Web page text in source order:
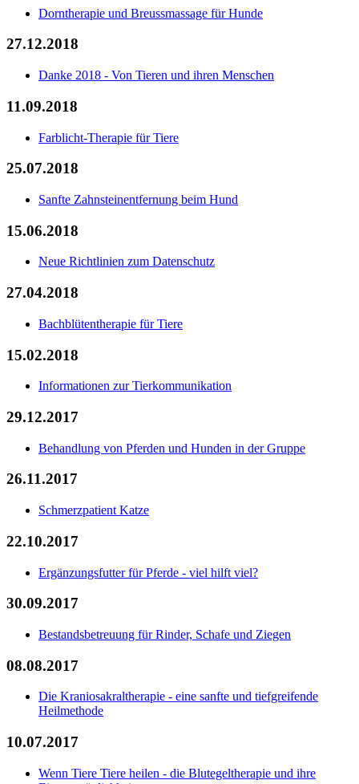
Dorntherapie und Breussmassage für Hunde
27.12.2018
Danke 2018 - Von Tieren und ihren Menschen
11.09.2018
Farblicht-Therapie für Tiere
25.07.2018
Sanfte Zahnsteinentfernung beim Hund
15.06.2018
Neue Richtlinien zum Datenschutz
27.04.2018
Bachblütentherapie für Tiere
15.02.2018
Informationen zur Tierkommunikation
29.12.2017
Behandlung von Pferden und Hunden in der Gruppe
26.11.2017
Schmerzpatient Katze
22.10.2017
Ergänzungsfutter für Pferde - viel hilft viel?
30.09.2017
Bestandsbetreuung für Rinder, Schafe und Ziegen
08.08.2017
Die Kraniosakraltherapie - eine sanfte und tiefgreifende
Heilmethode
10.07.2017
Wenn Tiere Tiere heilen - die Blutegeltherapie und ihre